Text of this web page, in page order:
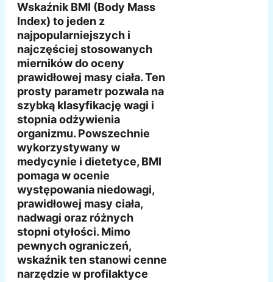
Wskaźnik BMI (Body Mass
Index) to jeden z
najpopularniejszych i
najczęściej stosowanych
mierników do oceny
prawidłowej masy ciała. Ten
prosty parametr pozwala na
szybką klasyfikację wagi i
stopnia odżywienia
organizmu. Powszechnie
wykorzystywany w
medycynie i dietetyce, BMI
pomaga w ocenie
występowania niedowagi,
prawidłowej masy ciała,
nadwagi oraz różnych
stopni otyłości. Mimo
pewnych ograniczeń,
wskaźnik ten stanowi cenne
narzędzie w profilaktyce